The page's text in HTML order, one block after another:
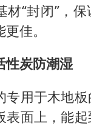
材“封闭”，
佳。
性炭防潮湿
专用于木地
表面上，能